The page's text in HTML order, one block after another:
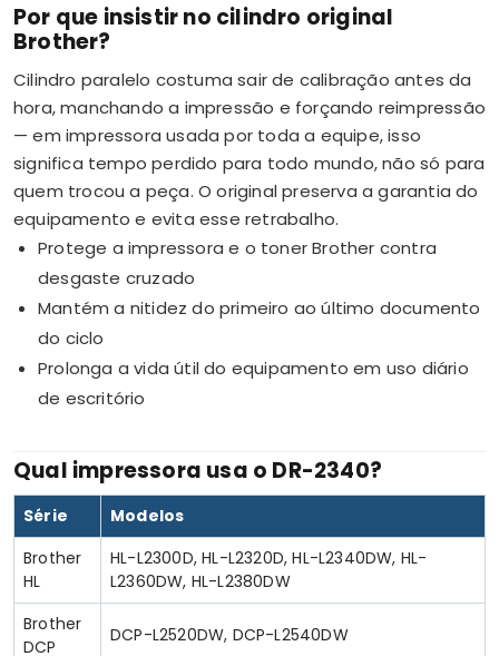
Por que insistir no cilindro original
Brother?
Cilindro paralelo costuma sair de calibração antes da
hora, manchando a impressão e forçando reimpressão
— em impressora usada por toda a equipe, isso
significa tempo perdido para todo mundo, não só para
quem trocou a peça. O original preserva a garantia do
equipamento e evita esse retrabalho.
Protege a impressora e o toner Brother contra
desgaste cruzado
Mantém a nitidez do primeiro ao último documento
do ciclo
Prolonga a vida útil do equipamento em uso diário
de escritório
Qual impressora usa o DR-2340?
Série
Modelos
Brother
HL
HL-L2300D, HL-L2320D, HL-L2340DW, HL-
L2360DW, HL-L2380DW
Brother
DCP
DCP-L2520DW, DCP-L2540DW